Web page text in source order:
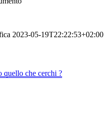
2023-05-19T22:22:53+02:00
quello che cerchi ?